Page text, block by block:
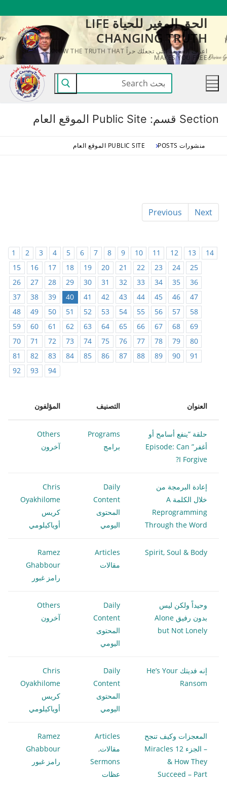
المحتوى
الحق المغير للحياة LIFE
CHANGING TRUTH
اعرف الحقيقة التي تجعلك حراً KNOW THE TRUTH THAT
MAKES YOU FREE
البحث
عن:
Section قسم: Public Site الموقع العام
منشورات POSTS PUBLIC SITE الموقع العام
Previous Next
1 2 3 4 5 6 7 8 9 10 11 12 13
14
15
16 17 18 19 20 21 22 23 24
25
26
27 28 29 30 31 32 33 34 35
36
37
38 39 40 41 42 43 44 45 46
47
48
49 50 51 52 53 54 55 56 57
58
59
60 61 62 63 64 65 66 67 68
69
70
71 72 73 74 75 76 77 78 79
80
81
82 83 84 85 86 87 88 89 90
91
92
93 94
العنوان التصنيف المؤلفون
حلقة “ينفع أسامح أو
أغفر” Episode: Can
I Forgive?
Programs
برامج
Others
آخرون
إعادة البرمجة من
خلال الكلمة A
Reprogramming
Through the Word
Daily
Content
المحتوى
اليومي
Chris
Oyakhilome
كريس
أوياكيلومي
Spirit, Soul & Body
Articles
مقالات
Ramez
Ghabbour
رامز غبور
وحيداً ولكن ليس
بدون رفيق Alone
but Not Lonely
Daily
Content
المحتوى
اليومي
Others
آخرون
إنه فديتك He’s Your
Ransom
Daily
Content
المحتوى
اليومي
Chris
Oyakhilome
كريس
أوياكيلومي
المعجزات وكيف تنجح
– الجزء 12 Miracles
& How They
Succeed – Part
Articles
مقالات,
Sermons
عظات
Ramez
Ghabbour
رامز غبور